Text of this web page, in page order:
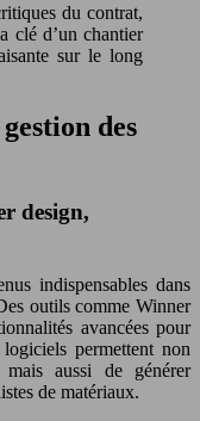
du contrat,
clé d’un chantier
sur le long
des
design,
indispensables dans
outils comme Winner
avancées pour
permettent non
aussi de générer
de matériaux.